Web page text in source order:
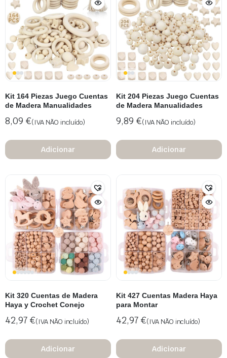
Kit 164 Piezas Juego Cuentas
de Madera Manualidades
8,09 €(IVA NÃO incluído)
Adicionar
Kit 204 Piezas Juego Cuentas
de Madera Manualidades
9,89 €(IVA NÃO incluído)
Adicionar
Kit 320 Cuentas de Madera
Haya y Crochet Conejo
42,97 €(IVA NÃO incluído)
Adicionar
Kit 427 Cuentas Madera Haya
para Montar
42,97 €(IVA NÃO incluído)
Adicionar